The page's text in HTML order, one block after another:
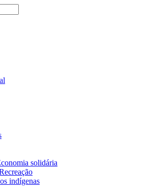
solidária
indígenas